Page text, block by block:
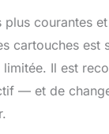
courantes
cartouches est
Il est
— et de